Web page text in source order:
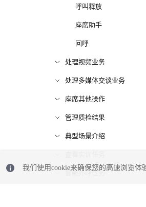
呼叫释放
座席助手
回呼
处理视频业务
处理多媒体交谈业务
座席其他操作
管理质检结果
典型场景介绍
智能外呼任务
我们使用cookie来确保您的高速浏览体